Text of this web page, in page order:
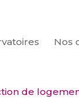
Nos
de